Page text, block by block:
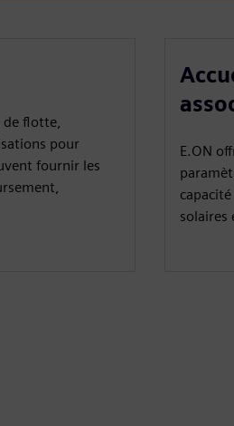
de flotte,
pour
fournir les
E.ON
solaires